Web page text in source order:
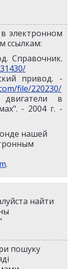
электронном
ссылкам:
Справочник.
привод. -
file/220230/
в
- 2004 г. -
нашей
.
найти
пошуку